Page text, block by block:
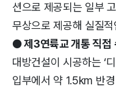
션으로 제공되는 일부
무상으로 제공해 실질
● 제3연륙교 개통 직접
대방건설이 시공하는 ‘
입부에서 약 1.5km 반